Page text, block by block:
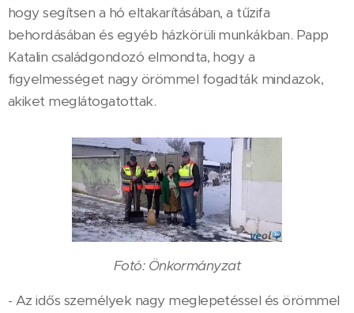
hogy segítsen a hó eltakarításában, a tűzifa
behordásában és egyéb házkörüli munkákban. Papp
Katalin családgondozó elmondta, hogy a
figyelmességet nagy örömmel fogadták mindazok,
akiket meglátogatottak.
Fotó: Önkormányzat
- Az idős személyek nagy meglepetéssel és örömmel